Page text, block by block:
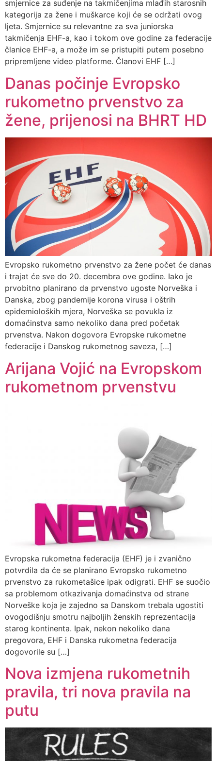
smjernice za suđenje na takmičenjima mlađih starosnih
kategorija za žene i muškarce koji će se održati ovog
ljeta. Smjernice su relevantne za sva juniorska
takmičenja EHF-a, kao i tokom ove godine za federacije
članice EHF-a, a može im se pristupiti putem posebno
pripremljene video platforme. Članovi EHF […]
Danas počinje Evropsko
rukometno prvenstvo za
žene, prijenosi na BHRT HD
Evropsko rukometno prvenstvo za žene počet će danas
i trajat će sve do 20. decembra ove godine. Iako je
prvobitno planirano da prvenstvo ugoste Norveška i
Danska, zbog pandemije korona virusa i oštrih
epidemioloških mjera, Norveška se povukla iz
domaćinstva samo nekoliko dana pred početak
prvenstva. Nakon dogovora Evropske rukometne
federacije i Danskog rukometnog saveza, […]
Arijana Vojić na Evropskom
rukometnom prvenstvu
Evropska rukometna federacija (EHF) je i zvanično
potvrdila da će se planirano Evropsko rukometno
prvenstvo za rukometašice ipak odigrati. EHF se suočio
sa problemom otkazivanja domaćinstva od strane
Norveške koja je zajedno sa Danskom trebala ugostiti
ovogodišnju smotru najboljih ženskih reprezentacija
starog kontinenta. Ipak, nekon nekoliko dana
pregovora, EHF i Danska rukometna federacija
dogovorile su […]
Nova izmjena rukometnih
pravila, tri nova pravila na
putu